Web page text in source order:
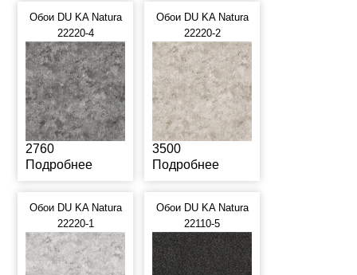
Обои DU KA Natura
22220-4
2760
Подробнее
Обои DU KA Natura
22220-2
3500
Подробнее
Обои DU KA Natura
22220-1
Обои DU KA Natura
22110-5